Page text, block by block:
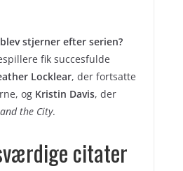
stjerner efter serien?
fik succesfulde
Locklear, der fortsatte
og Kristin Davis, der
the City.
citater